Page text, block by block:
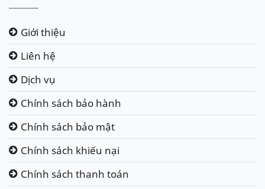
Giới thiệu
Liên hệ
Dịch vụ
Chính sách bảo hành
Chính sách bảo mật
Chính sách khiếu nại
Chính sách thanh toán